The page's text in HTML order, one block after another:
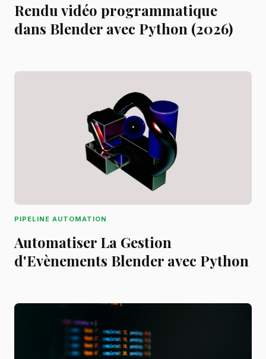
Rendu vidéo programmatique
dans Blender avec Python (2026)
PIPELINE AUTOMATION
Automatiser La Gestion
d'Evènements Blender avec Python